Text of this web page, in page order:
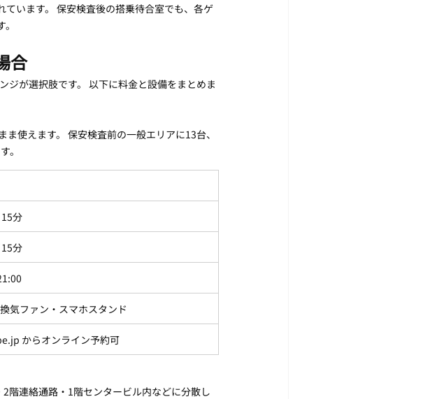
います。 保安検査後の搭乗待合室でも、各ゲ
合
ジが選択肢です。 以下に料金と設備をまとめま
使えます。 保安検査前の一般エリアに13台、
。
分
分
気ファン・スマホスタンド
からオンライン予約可
階連絡通路・1階センタービル内などに分散し